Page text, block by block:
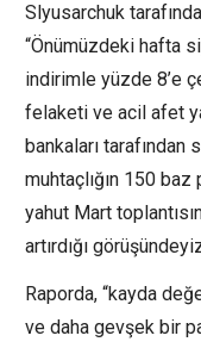
Slyusarchuk
“Önümüzdeki hafta
indirimle yüzde 8’e
felaketi ve acil afet
bankaları tarafından
muhtaçlığın 150
yahut Mart
artırdığı
Raporda, “kayda
ve daha gevşek bir